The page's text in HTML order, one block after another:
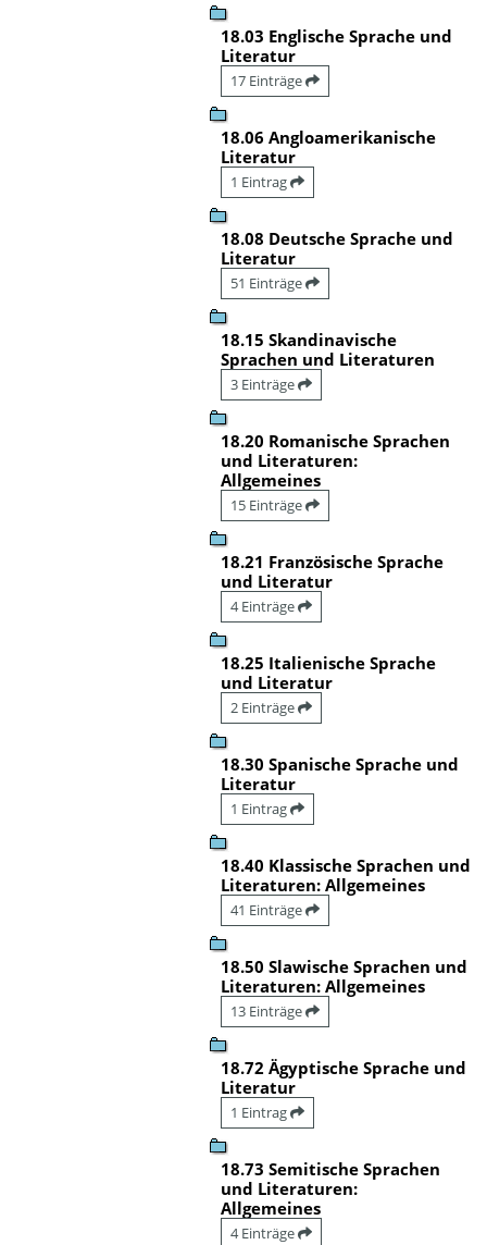
18.03 Englische Sprache und
Literatur
17 Einträge
18.06 Angloamerikanische
Literatur
1 Eintrag
18.08 Deutsche Sprache und
Literatur
51 Einträge
18.15 Skandinavische
Sprachen und Literaturen
3 Einträge
18.20 Romanische Sprachen
und Literaturen:
Allgemeines
15 Einträge
18.21 Französische Sprache
und Literatur
4 Einträge
18.25 Italienische Sprache
und Literatur
2 Einträge
18.30 Spanische Sprache und
Literatur
1 Eintrag
18.40 Klassische Sprachen und
Literaturen: Allgemeines
41 Einträge
18.50 Slawische Sprachen und
Literaturen: Allgemeines
13 Einträge
18.72 Ägyptische Sprache und
Literatur
1 Eintrag
18.73 Semitische Sprachen
und Literaturen:
Allgemeines
4 Einträge